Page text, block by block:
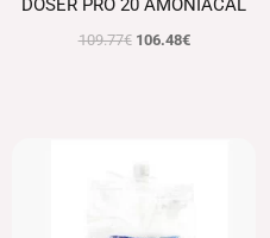
DOSER PRO 20 AMONIACAL
109.77€ 106.48€